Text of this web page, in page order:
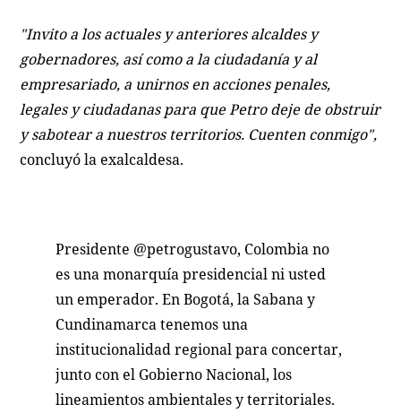
"Invito a los actuales y anteriores alcaldes y
gobernadores, así como a la ciudadanía y al
empresariado, a unirnos en acciones penales,
legales y ciudadanas para que Petro deje de obstruir
y sabotear a nuestros territorios. Cuenten conmigo",
concluyó la exalcaldesa.
Presidente @petrogustavo, Colombia no
es una monarquía presidencial ni usted
un emperador. En Bogotá, la Sabana y
Cundinamarca tenemos una
institucionalidad regional para concertar,
junto con el Gobierno Nacional, los
lineamientos ambientales y territoriales.